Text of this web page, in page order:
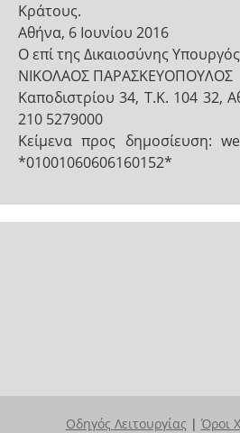
Κράτους.
Αθήνα, 6 Ιουνίου 2016
Ο επί της Δικαιοσύνης Υπουργός
ΝΙΚΟΛΑΟΣ ΠΑΡΑΣΚΕΥΟΠΟΥΛΟΣ
Καποδιστρίου 34, Τ.Κ. 104 32,
210 5279000
Κείμενα προς δημοσίευση:
*01001060606160152*
Οδηγός Λειτουργίας | Όροι